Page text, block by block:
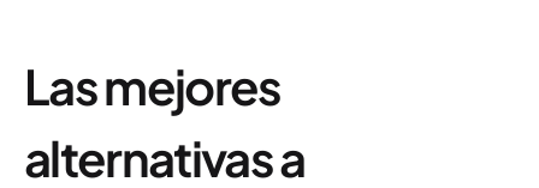
Las mejores
alternativas a